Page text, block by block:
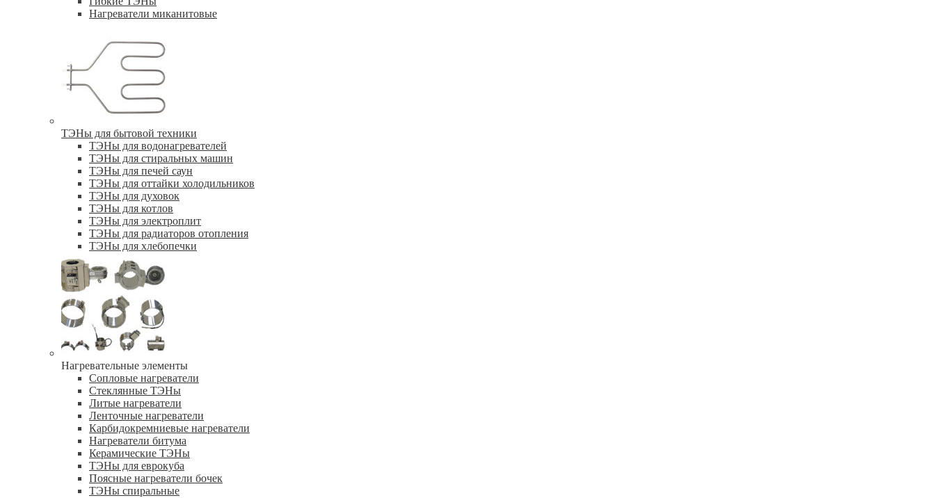
Нагреватели миканитовые
ТЭНы для бытовой техники
ТЭНы для водонагревателей
ТЭНы для стиральных машин
ТЭНы для печей саун
ТЭНы для оттайки холодильников
ТЭНы для духовок
ТЭНы для котлов
ТЭНы для электроплит
ТЭНы для радиаторов отопления
ТЭНы для хлебопечки
Нагревательные элементы
Сопловые нагреватели
Стеклянные ТЭНы
Литые нагреватели
Ленточные нагреватели
Карбидокремниевые нагреватели
Нагреватели битума
Керамические ТЭНы
ТЭНы для еврокуба
Поясные нагреватели бочек
ТЭНы спиральные